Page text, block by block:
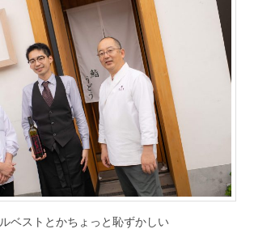
ベストとかちょっと恥ずかしい